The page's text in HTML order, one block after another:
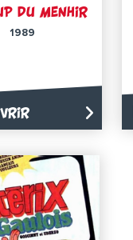
du menhir
1989